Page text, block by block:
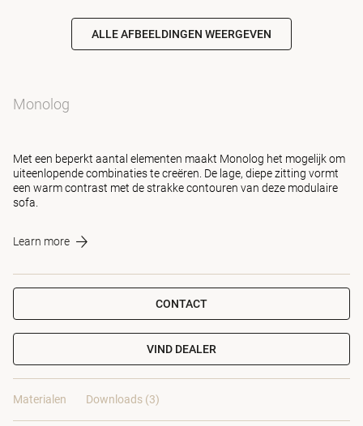
ALLE AFBEELDINGEN WEERGEVEN
Monolog
Met een beperkt aantal elementen maakt Monolog het mogelijk om
uiteenlopende combinaties te creëren. De lage, diepe zitting vormt
een warm contrast met de strakke contouren van deze modulaire
sofa.
Learn more
CONTACT
VIND DEALER
Materialen Downloads (3)